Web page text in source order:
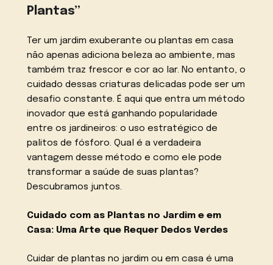
Plantas”
Ter um jardim exuberante ou plantas em casa
não apenas adiciona beleza ao ambiente, mas
também traz frescor e cor ao lar. No entanto, o
cuidado dessas criaturas delicadas pode ser um
desafio constante. É aqui que entra um método
inovador que está ganhando popularidade
entre os jardineiros: o uso estratégico de
palitos de fósforo. Qual é a verdadeira
vantagem desse método e como ele pode
transformar a saúde de suas plantas?
Descubramos juntos.
Cuidado com as Plantas no Jardim e em
Casa: Uma Arte que Requer Dedos Verdes
Cuidar de plantas no jardim ou em casa é uma